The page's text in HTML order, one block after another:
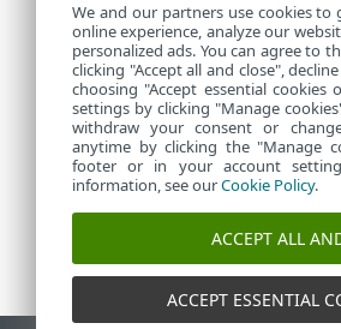
We and our partners use cookies
online experience, analyze our
personalized ads. You can agree to
clicking "Accept all and close",
choosing "Accept essential
settings by clicking "Manage
withdraw your consent or
anytime by clicking the "Manage
footer or in your account
information, see ourCookie Policy.
ACCEPT ALL
ACCEPT ESSENTIAL